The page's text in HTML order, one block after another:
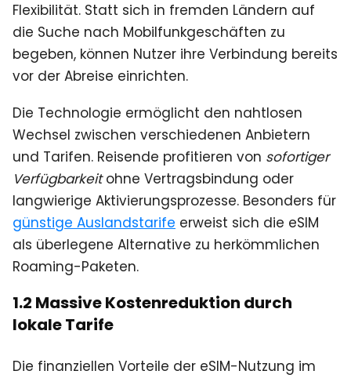
Flexibilität. Statt sich in fremden Ländern auf
die Suche nach Mobilfunkgeschäften zu
begeben, können Nutzer ihre Verbindung bereits
vor der Abreise einrichten.
Die Technologie ermöglicht den nahtlosen
Wechsel zwischen verschiedenen Anbietern
und Tarifen. Reisende profitieren von sofortiger
Verfügbarkeitohne Vertragsbindung oder
langwierige Aktivierungsprozesse. Besonders für
günstige Auslandstarife erweist sich die eSIM
als überlegene Alternative zu herkömmlichen
Roaming-Paketen.
1.2 Massive Kostenreduktion durch
lokale Tarife
Die finanziellen Vorteile der eSIM-Nutzung im